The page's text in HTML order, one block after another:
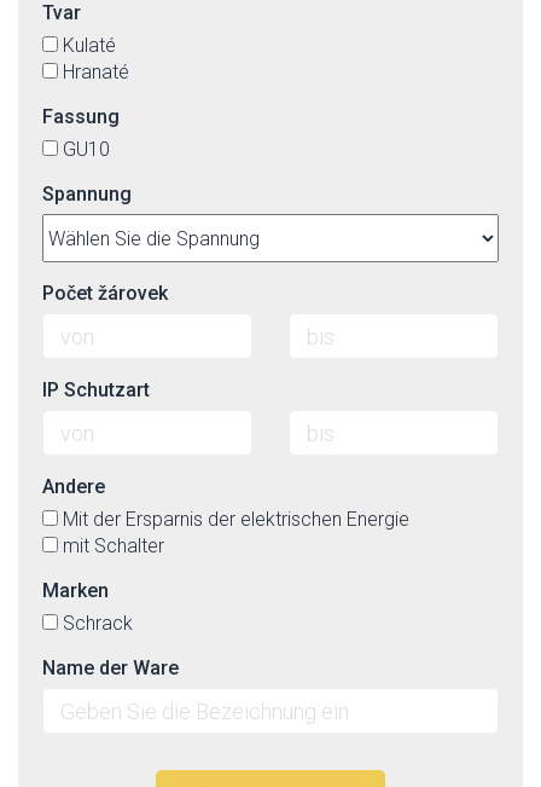
Tvar
Kulaté
Hranaté
Fassung
GU10
Spannung
Počet žárovek
IP Schutzart
Andere
Mit der Ersparnis der elektrischen Energie
mit Schalter
Marken
Schrack
Name der Ware